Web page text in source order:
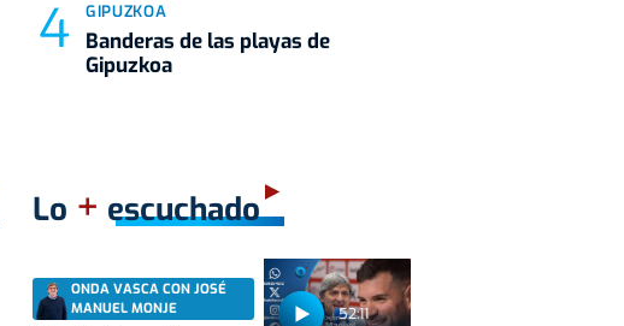
GIPUZKOA
Banderas de las playas de
Gipuzkoa
Lo + escuchado
52:11
ONDA VASCA CON JOSÉ
MANUEL MONJE